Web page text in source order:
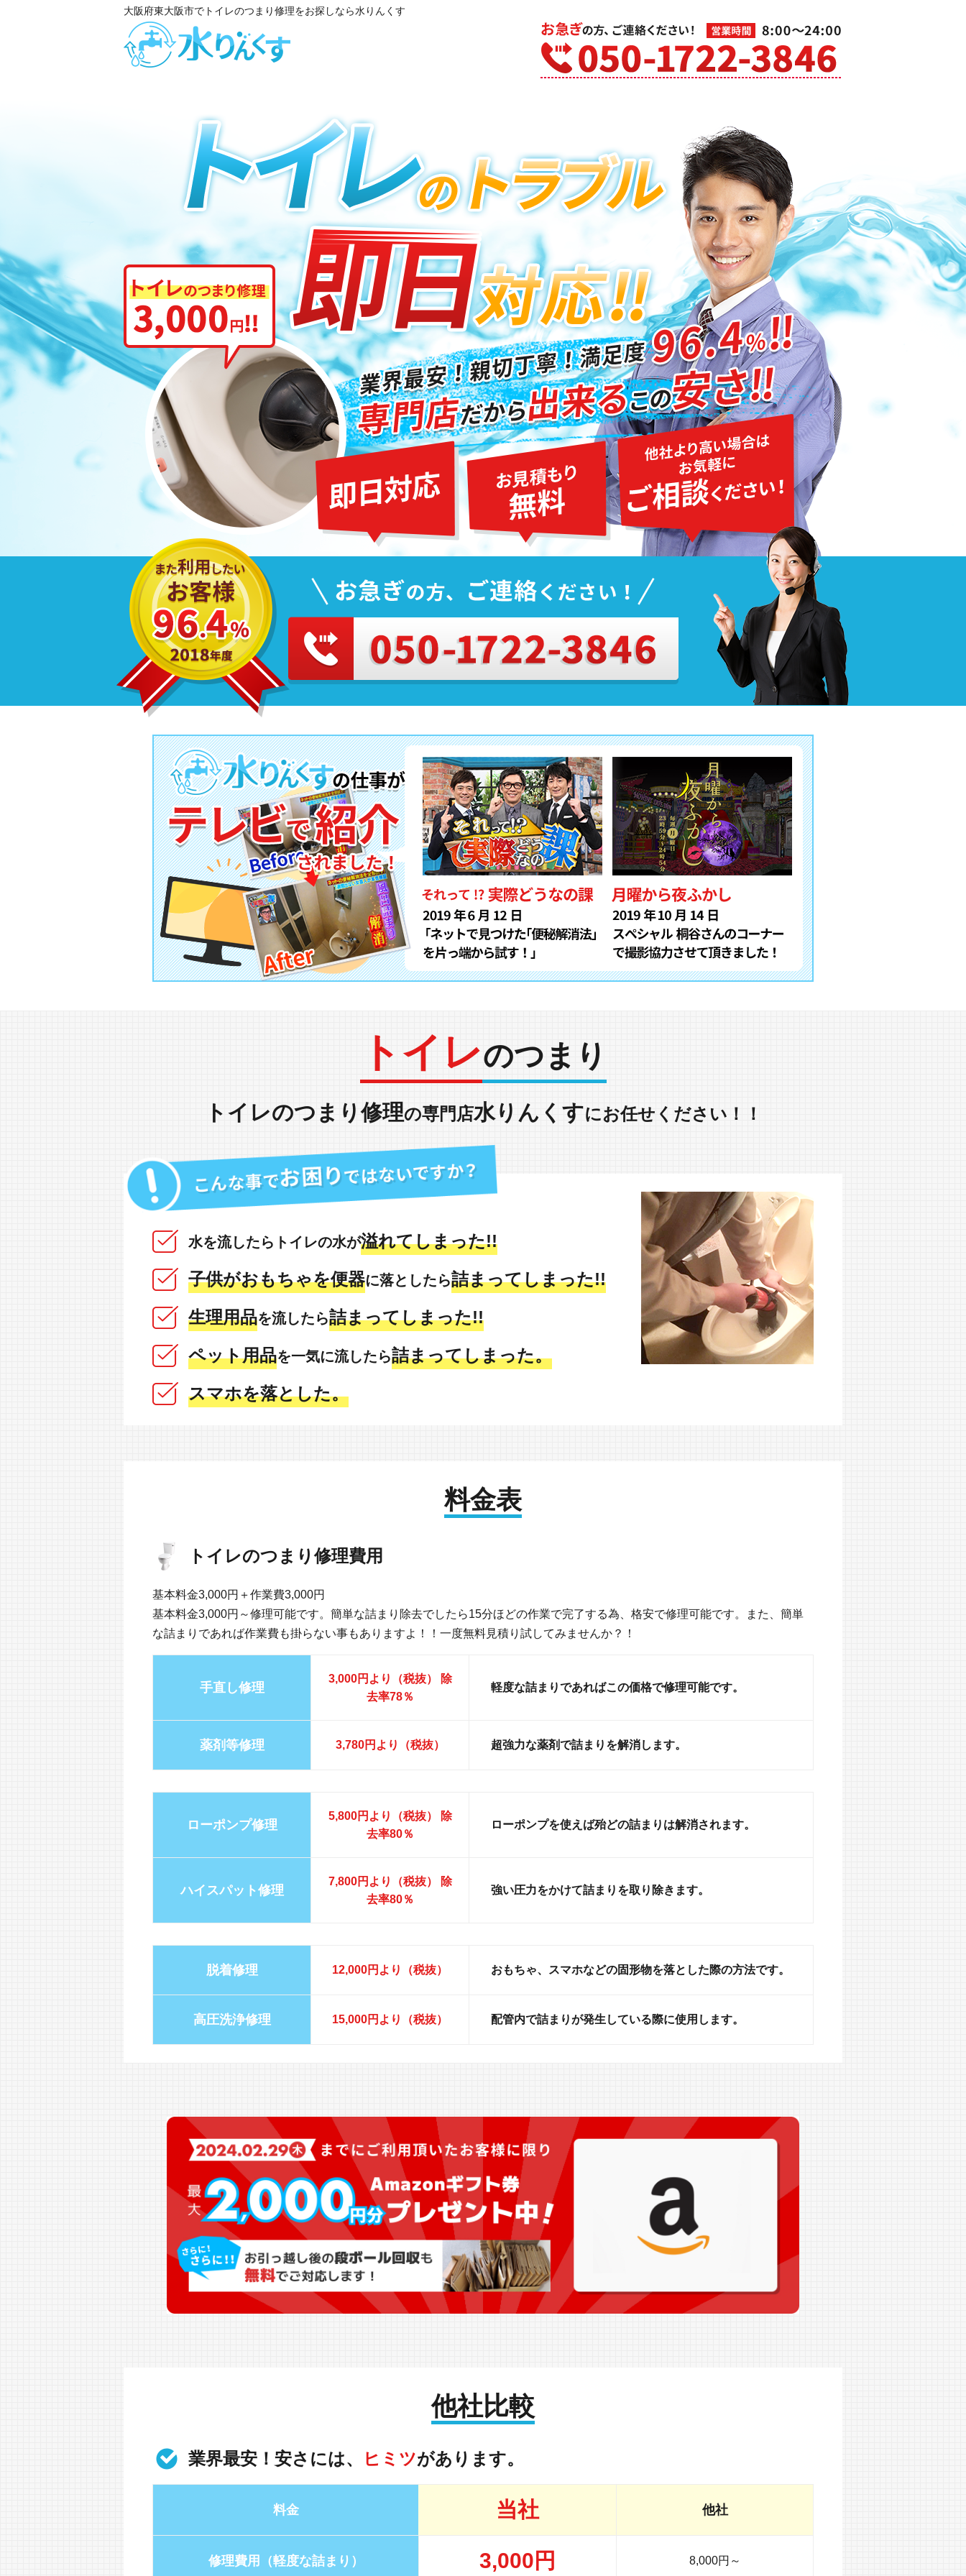
大阪府東大阪市でトイレのつまり修理をお探しなら水りんくす
トイレのつまり
トイレのつまり修理の専門店水りんくすにお任せください！！
水を流したらトイレの水が溢れてしまった!!
子供がおもちゃを便器に落としたら詰まってしまった!!
生理用品を流したら詰まってしまった!!
ペット用品を一気に流したら詰まってしまった。
スマホを落とした。
料金表
トイレのつまり修理費用
基本料金3,000円＋作業費3,000円
基本料金3,000円～修理可能です。簡単な詰まり除去でしたら15分ほどの作業で完了する為、格安で修理可能です。また、簡単
な詰まりであれば作業費も掛らない事もありますよ！！一度無料見積り試してみませんか？！
手直し修理
3,000円より（税抜） 除
去率78％
軽度な詰まりであればこの価格で修理可能です。
薬剤等修理 3,780円より（税抜） 超強力な薬剤で詰まりを解消します。
ローポンプ修理
5,800円より（税抜） 除
去率80％
ローポンプを使えば殆どの詰まりは解消されます。
ハイスパット修理
7,800円より（税抜） 除
去率80％
強い圧力をかけて詰まりを取り除きます。
脱着修理 12,000円より（税抜） おもちゃ、スマホなどの固形物を落とした際の方法です。
高圧洗浄修理 15,000円より（税抜） 配管内で詰まりが発生している際に使用します。
他社比較
業界最安！安さには、 ヒミツがあります。
料金 当社 他社
修理費用（軽度な詰まり） 3,000円 8,000円～